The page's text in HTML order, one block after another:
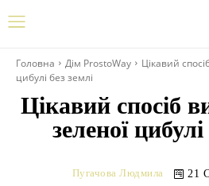
Головна Дім ProstoWay
Цікавий
цибулі без землі
Цікавий спосіб
зеленої
Пугачова Людмила 21